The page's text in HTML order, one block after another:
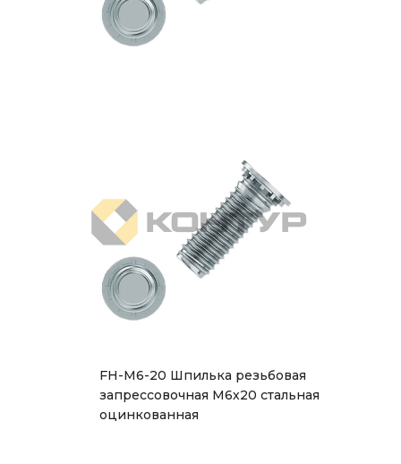
FH-M6-20 Шпилька резьбовая
запрессовочная М6х20 стальная
оцинкованная